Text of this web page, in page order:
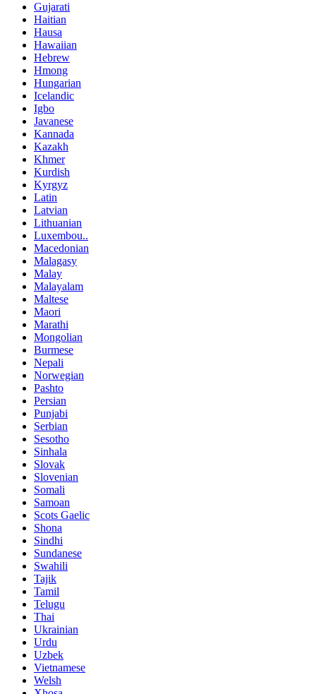
Gujarati
Haitian
Hausa
Hawaiian
Hebrew
Hmong
Hungarian
Icelandic
Igbo
Javanese
Kannada
Kazakh
Khmer
Kurdish
Kyrgyz
Latin
Latvian
Lithuanian
Luxembou..
Macedonian
Malagasy
Malay
Malayalam
Maltese
Maori
Marathi
Mongolian
Burmese
Nepali
Norwegian
Pashto
Persian
Punjabi
Serbian
Sesotho
Sinhala
Slovak
Slovenian
Somali
Samoan
Scots Gaelic
Shona
Sindhi
Sundanese
Swahili
Tajik
Tamil
Telugu
Thai
Ukrainian
Urdu
Uzbek
Vietnamese
Welsh